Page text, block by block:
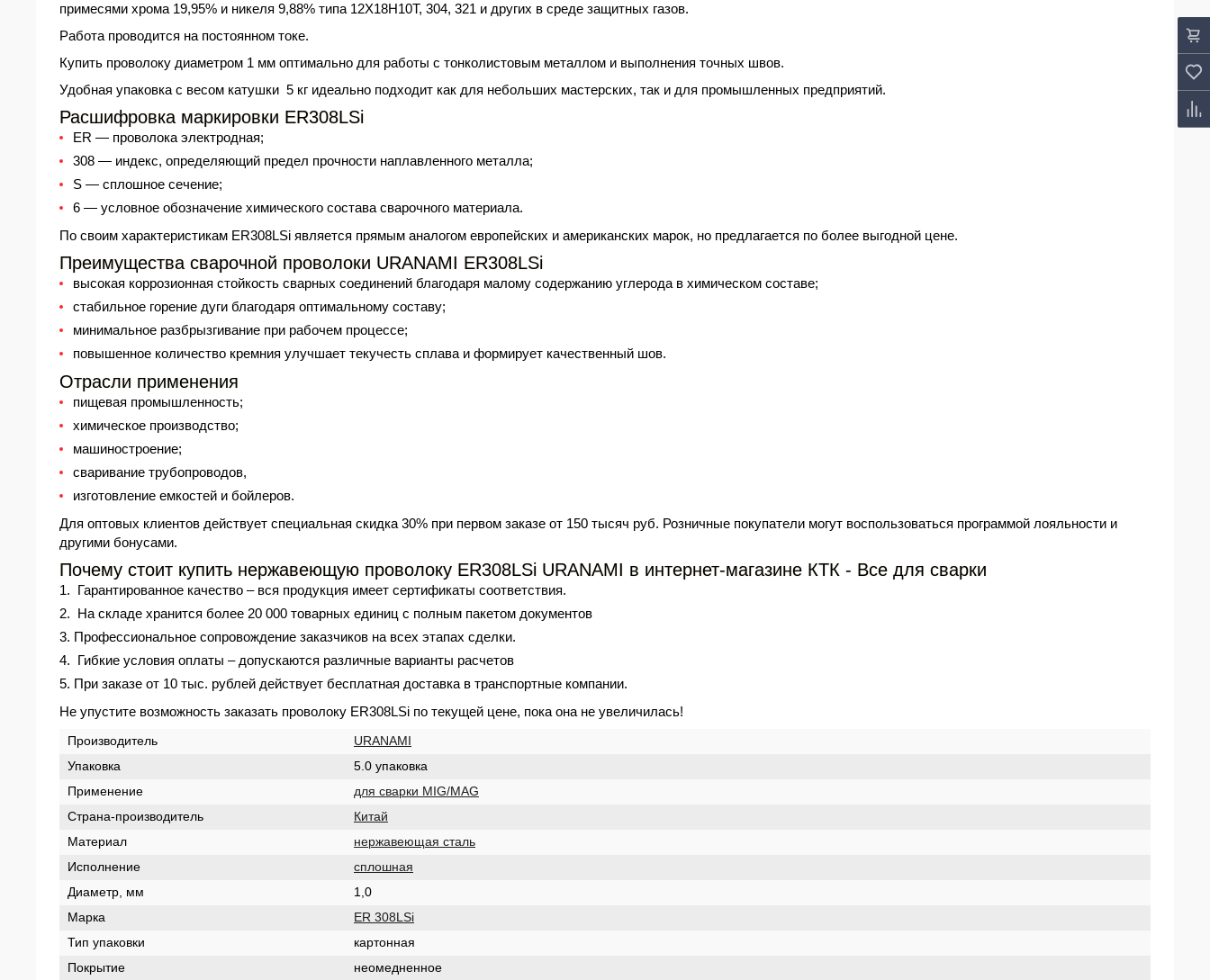
примесями хрома 19,95% и никеля 9,88% типа 12Х18Н10Т, 304, 321 и других в среде защитных газов.
Работа проводится на постоянном токе.
Купить проволоку диаметром 1 мм оптимально для работы с тонколистовым металлом и выполнения точных швов.
Удобная упаковка с весом катушки 5 кг идеально подходит как для небольших мастерских, так и для промышленных предприятий.
Расшифровка маркировки ER308LSi
ER — проволока электродная;
308 — индекс, определяющий предел прочности наплавленного металла;
S — сплошное сечение;
6 — условное обозначение химического состава сварочного материала.
По своим характеристикам ER308LSi является прямым аналогом европейских и американских марок, но предлагается по более выгодной цене.
Преимущества сварочной проволоки URANAMI ER308LSi
высокая коррозионная стойкость сварных соединений благодаря малому содержанию углерода в химическом составе;
стабильное горение дуги благодаря оптимальному составу;
минимальное разбрызгивание при рабочем процессе;
повышенное количество кремния улучшает текучесть сплава и формирует качественный шов.
Отрасли применения
пищевая промышленность;
химическое производство;
машиностроение;
сваривание трубопроводов,
изготовление емкостей и бойлеров.
Для оптовых клиентов действует специальная скидка 30% при первом заказе от 150 тысяч руб. Розничные покупатели могут воспользоваться программой лояльности и
другими бонусами.
Почему стоит купить нержавеющую проволоку ER308LSi URANAMI в интернет-магазине КТК - Все для сварки
Гарантированное качество – вся продукция имеет сертификаты соответствия.
На складе хранится более 20 000 товарных единиц с полным пакетом документов
Профессиональное сопровождение заказчиков на всех этапах сделки.
Гибкие условия оплаты – допускаются различные варианты расчетов
При заказе от 10 тыс. рублей действует бесплатная доставка в транспортные компании.
Не упустите возможность заказать проволоку ER308LSi по текущей цене, пока она не увеличилась!
Производитель
URANAMI
Упаковка
5.0 упаковка
Применение
для сварки MIG/MAG
Страна-производитель
Китай
Материал
нержавеющая сталь
Исполнение
сплошная
Диаметр, мм
1,0
Марка
ER 308LSi
Тип упаковки
картонная
Покрытие
неомедненное